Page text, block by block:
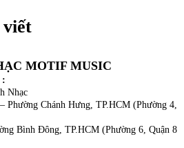
MOTIF MUSIC
:
Nhạc
Phường Chánh Hưng, TP.HCM (Phường 4,
Bình Đông, TP.HCM (Phường 6, Quận 8